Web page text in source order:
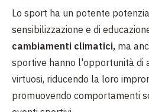
Lo sport ha un potente
sensibilizzazione e di
cambiamenti climatici, ma
sportive hanno l'opportunità di
virtuosi, riducendo la loro
promuovendo comportamenti